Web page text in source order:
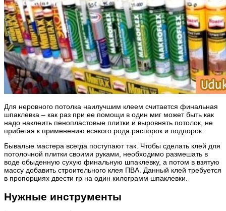
Для неровного потолка наилучшим клеем считается финальная
шпаклевка – как раз при ее помощи в один миг может быть как
надо наклеить пенопластовые плитки и выровнять потолок, не
прибегая к применению всякого рода распорок и подпорок.
Бывалые мастера всегда поступают так. Чтобы сделать клей для
потолочной плитки своими руками, необходимо размешать в
воде обыденную сухую финальную шпаклевку, а потом в взятую
массу добавить строительного клея ПВА. Данный клей требуется
в пропорциях двести гр на один килограмм шпаклевки.
Нужные инструменты